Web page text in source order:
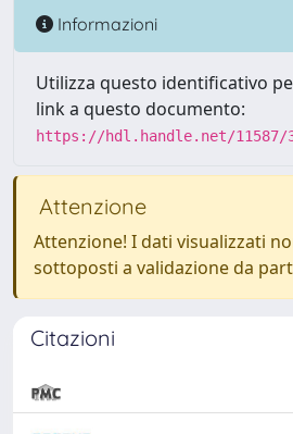
Informazioni
Utilizza questo identificativo
link a questo documento:
https://hdl.handle.net/11587/
Attenzione
Attenzione! I dati visualizzati
sottoposti a validazione da
Citazioni